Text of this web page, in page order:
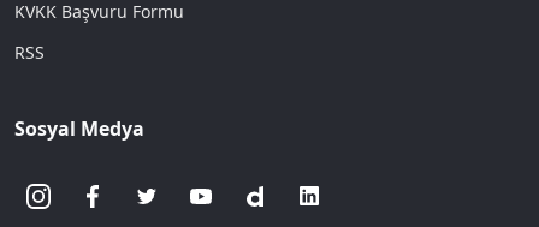
KVKK Başvuru Formu
RSS
Sosyal Medya